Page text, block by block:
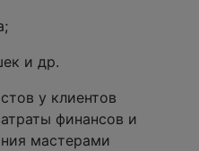
и др.
у клиентов
финансов и
мастерами